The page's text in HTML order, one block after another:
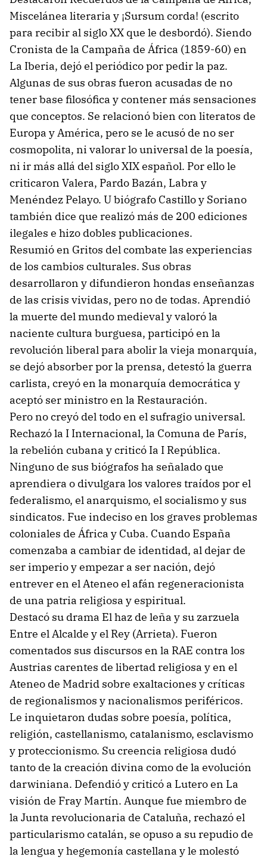
Miscelánea literaria y ¡Sursum corda! (escrito
para recibir al siglo XX que le desbordó). Siendo
Cronista de la Campaña de África (1859-60) en
La Iberia, dejó el periódico por pedir la paz.
Algunas de sus obras fueron acusadas de no
tener base filosófica y contener más sensaciones
que conceptos. Se relacionó bien con literatos de
Europa y América, pero se le acusó de no ser
cosmopolita, ni valorar lo universal de la poesía,
ni ir más allá del siglo XIX español. Por ello le
criticaron Valera, Pardo Bazán, Labra y
Menéndez Pelayo. U biógrafo Castillo y Soriano
también dice que realizó más de 200 ediciones
ilegales e hizo dobles publicaciones.
Resumió en Gritos del combate las experiencias
de los cambios culturales. Sus obras
desarrollaron y difundieron hondas enseñanzas
de las crisis vividas, pero no de todas. Aprendió
la muerte del mundo medieval y valoró la
naciente cultura burguesa, participó en la
revolución liberal para abolir la vieja monarquía,
se dejó absorber por la prensa, detestó la guerra
carlista, creyó en la monarquía democrática y
aceptó ser ministro en la Restauración.
Pero no creyó del todo en el sufragio universal.
Rechazó la I Internacional, la Comuna de París,
la rebelión cubana y criticó Ia I República.
Ninguno de sus biógrafos ha señalado que
aprendiera o divulgara los valores traídos por el
federalismo, el anarquismo, el socialismo y sus
sindicatos. Fue indeciso en los graves problemas
coloniales de África y Cuba. Cuando España
comenzaba a cambiar de identidad, al dejar de
ser imperio y empezar a ser nación, dejó
entrever en el Ateneo el afán regeneracionista
de una patria religiosa y espiritual.
Destacó su drama El haz de leña y su zarzuela
Entre el Alcalde y el Rey (Arrieta). Fueron
comentados sus discursos en la RAE contra los
Austrias carentes de libertad religiosa y en el
Ateneo de Madrid sobre exaltaciones y críticas
de regionalismos y nacionalismos periféricos.
Le inquietaron dudas sobre poesía, política,
religión, castellanismo, catalanismo, esclavismo
y proteccionismo. Su creencia religiosa dudó
tanto de la creación divina como de la evolución
darwiniana. Defendió y criticó a Lutero en La
visión de Fray Martín. Aunque fue miembro de
la Junta revolucionaria de Cataluña, rechazó el
particularismo catalán, se opuso a su repudio de
la lengua y hegemonía castellana y le molestó